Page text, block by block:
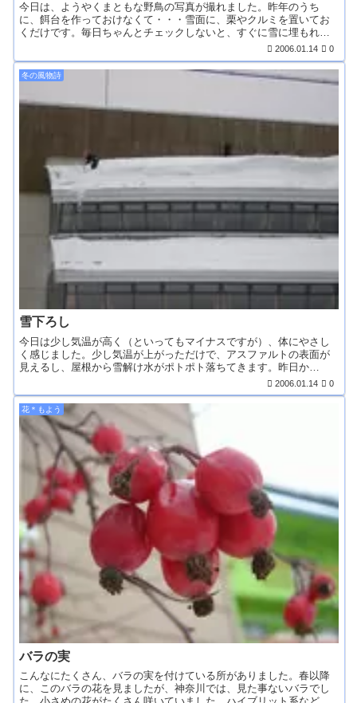
今日は、ようやくまともな野鳥の写真が撮れました。昨年のうち
に、餌台を作っておけなくて・・・雪面に、栗やクルミを置いてお
くだけです。毎日ちゃんとチェックしないと、すぐに雪に埋もれて
2006.01.14 0
冬の風物詩
雪下ろし
今日は少し気温が高く（といってもマイナスですが）、体にやさし
く感じました。少し気温が上がっただけで、アスファルトの表面が
見えるし、屋根から雪解け水がポトポト落ちてきます。昨日か
2006.01.14 0
花＊もよう
バラの実
こんなにたくさん、バラの実を付けている所がありました。春以降
に、このバラの花を見ましたが、神奈川では、見た事ないバラでし